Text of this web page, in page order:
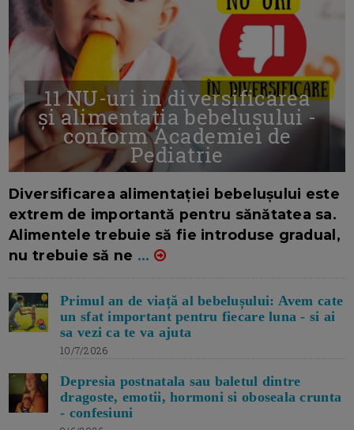
11 NU-uri in diversificarea
și alimentația bebelușului -
conform Academiei de
Pediatrie
Diversificarea alimentației bebelușului este
extrem de importantă pentru sănătatea sa.
Alimentele trebuie să fie introduse gradual,
nu trebuie să ne ...
Primul an de viață al bebelușului: Avem cate
un sfat important pentru fiecare luna - si ai
sa vezi ca te va ajuta
10/7/2026
Depresia postnatala sau baletul dintre
dragoste, emotii, hormoni si oboseala crunta
- confesiuni